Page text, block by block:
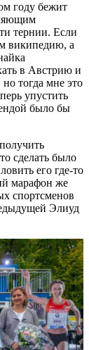
году бежит
тернии. Если
википедию, а
в Австрию и
тогда мне это
упустить
было бы
сделать было
его где-то
марафон же
спортсменов
Элиуд